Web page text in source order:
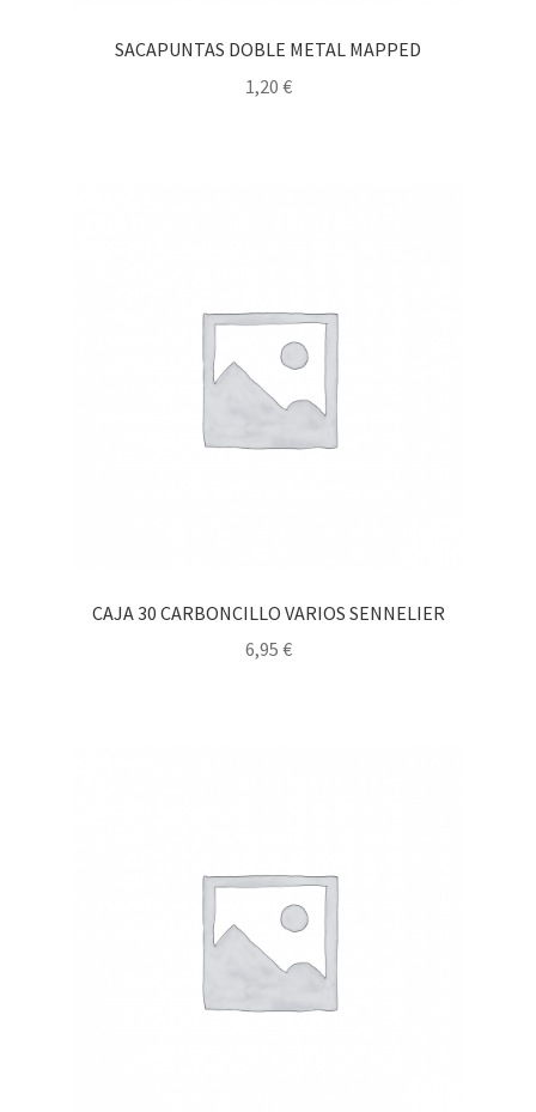
SACAPUNTAS DOBLE METAL MAPPED
1,20 €
CAJA 30 CARBONCILLO VARIOS SENNELIER
6,95 €